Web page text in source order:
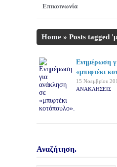
Επικοινωνία
Home » Posts tagged
Ενημέρωση
«μπιφτέκι
15 Νοεμβρίου
ΑΝΑΚΛΗΣΕΙΣ
Αναζήτηση.